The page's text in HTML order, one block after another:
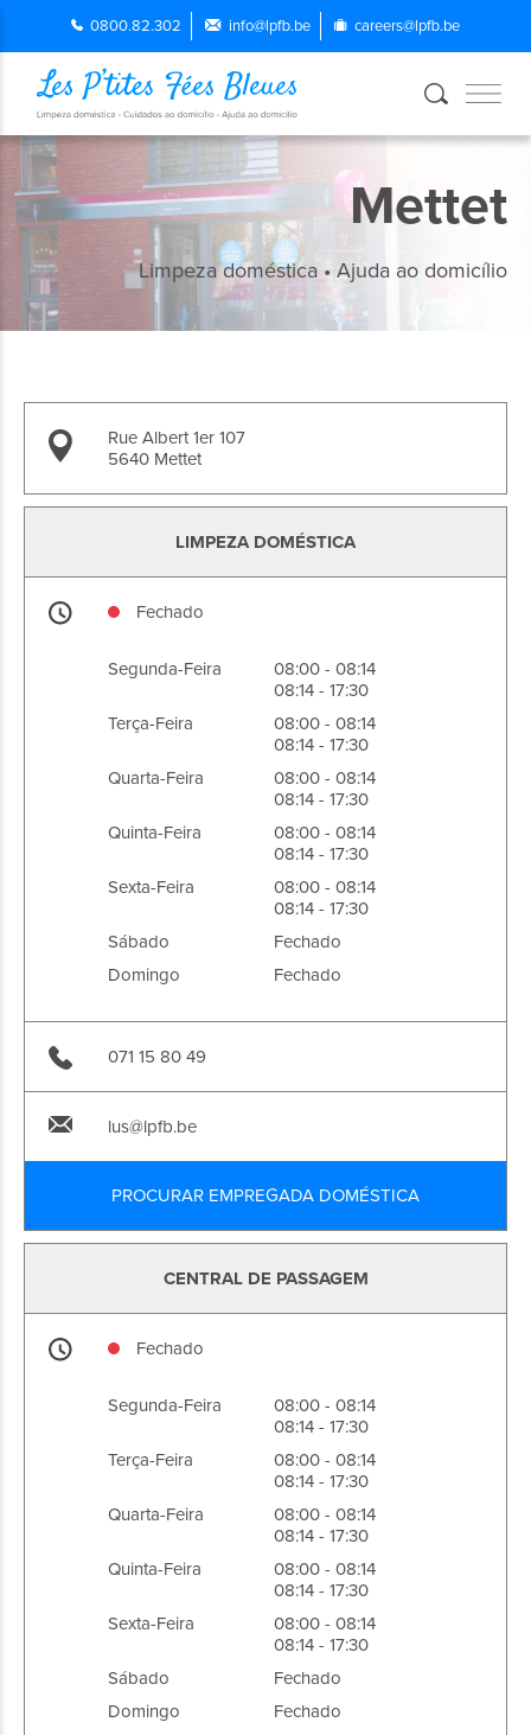
0800.82.302 info@lpfb.be careers@lpfb.be
Mettet
Limpeza doméstica • Ajuda ao domicílio
Rue Albert 1er 107
5640 Mettet
LIMPEZA DOMÉSTICA
Fechado
Segunda-Feira
08:00 - 08:14
08:14 - 17:30
Terça-Feira
08:00 - 08:14
08:14 - 17:30
Quarta-Feira
08:00 - 08:14
08:14 - 17:30
Quinta-Feira
08:00 - 08:14
08:14 - 17:30
Sexta-Feira
08:00 - 08:14
08:14 - 17:30
Sábado
Fechado
Domingo
Fechado
071 15 80 49
lus@lpfb.be
PROCURAR EMPREGADA DOMÉSTICA
CENTRAL DE PASSAGEM
Fechado
Segunda-Feira
08:00 - 08:14
08:14 - 17:30
Terça-Feira
08:00 - 08:14
08:14 - 17:30
Quarta-Feira
08:00 - 08:14
08:14 - 17:30
Quinta-Feira
08:00 - 08:14
08:14 - 17:30
Sexta-Feira
08:00 - 08:14
08:14 - 17:30
Sábado
Fechado
Domingo
Fechado